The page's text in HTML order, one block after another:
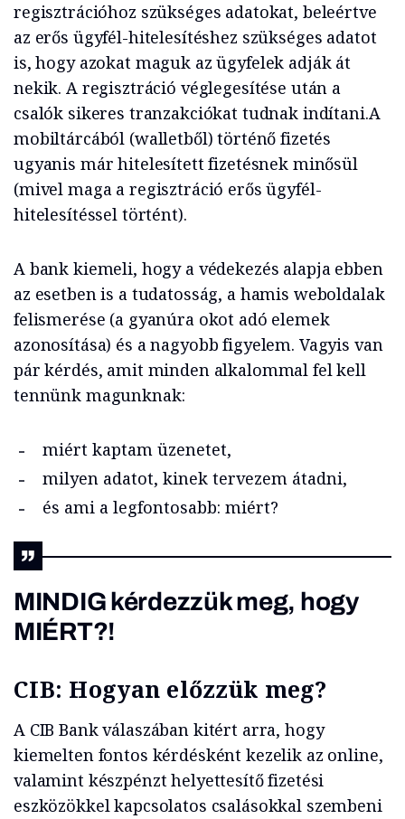
regisztrációhoz szükséges adatokat, beleértve
az erős ügyfél-hitelesítéshez szükséges adatot
is, hogy azokat maguk az ügyfelek adják át
nekik. A regisztráció véglegesítése után a
csalók sikeres tranzakciókat tudnak indítani.A
mobiltárcából (walletből) történő fizetés
ugyanis már hitelesített fizetésnek minősül
(mivel maga a regisztráció erős ügyfél-
hitelesítéssel történt).
A bank kiemeli, hogy a védekezés alapja ebben
az esetben is a tudatosság, a hamis weboldalak
felismerése (a gyanúra okot adó elemek
azonosítása) és a nagyobb figyelem. Vagyis van
pár kérdés, amit minden alkalommal fel kell
tennünk magunknak:
miért kaptam üzenetet,
milyen adatot, kinek tervezem átadni,
és ami a legfontosabb: miért?
MINDIG kérdezzük meg, hogy
MIÉRT?!
CIB: Hogyan előzzük meg?
A CIB Bank válaszában kitért arra, hogy
kiemelten fontos kérdésként kezelik az online,
valamint készpénzt helyettesítő fizetési
eszközökkel kapcsolatos csalásokkal szembeni